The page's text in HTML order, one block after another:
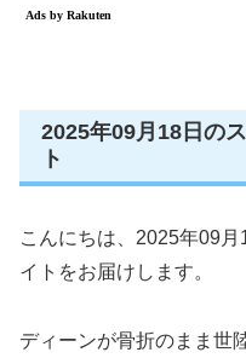
2025年09月18日の
ト
こんにちは、2025年09
イトをお届けします。
ディーンが骨折のまま世